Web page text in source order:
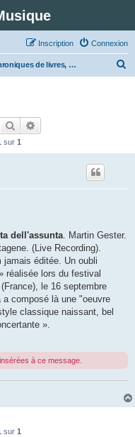
Connexion
Inscription
Chroniques de livres, disques, partitions
Rechercher
sur 1
dell'assunta . Martin Gester.
(Live Recording).
jamais éditée. Un oubli
réalisée lors du festival
le 16 septembre
a composé là une "oeuvre
classique naissant, bel
».
à ce message.
sur 1